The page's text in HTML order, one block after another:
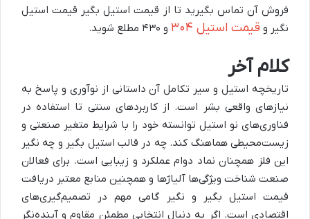
فروش آن تماس بگیرید تا از قیمت استیل بگیر قیمت استیل
نگیر و قیمت استیل ۳۰۴ و ۴۳۰ مطلع شوید.
کلام آخر
تاریخچه استیل و سیر تکامل آن داستانی از نوآوری و پاسخ به
نیازهای واقعی بشر است. از کاربردهای سنتی تا استفاده در
فناوری‌های نو استیل توانسته خود را با شرایط متغیر صنعتی و
زیست‌محیطی هماهنگ کند. چه در قالب استیل بگیر و چه نگیر
این فلز همچنان نماد دوام عملکرد و زیبایی است. برای فعالان
صنعت شناخت ویژگی‌ها آلیاژها و همچنین منابع معتبر دریافت
قیمت استیل بگیر و نگیر گامی مهم در تصمیم‌گیری‌های
اقتصادی است. اگر به دنبال انتخابی مطمئن مقاوم و آینده‌نگر